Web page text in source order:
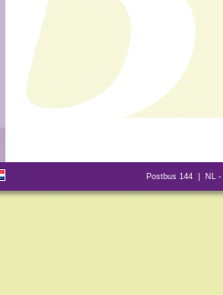
Postbus 144 | NL